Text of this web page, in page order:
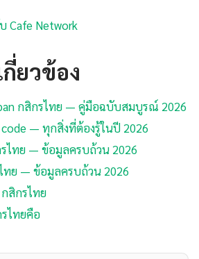
Cafe Network
ยวข้อง
กสิกรไทย — คู่มือฉบับสมบูรณ์ 2026
— ทุกสิ่งที่ต้องรู้ในปี 2026
ไทย — ข้อมูลครบถ้วน 2026
ทย — ข้อมูลครบถ้วน 2026
สิกรไทย
ไทยคือ